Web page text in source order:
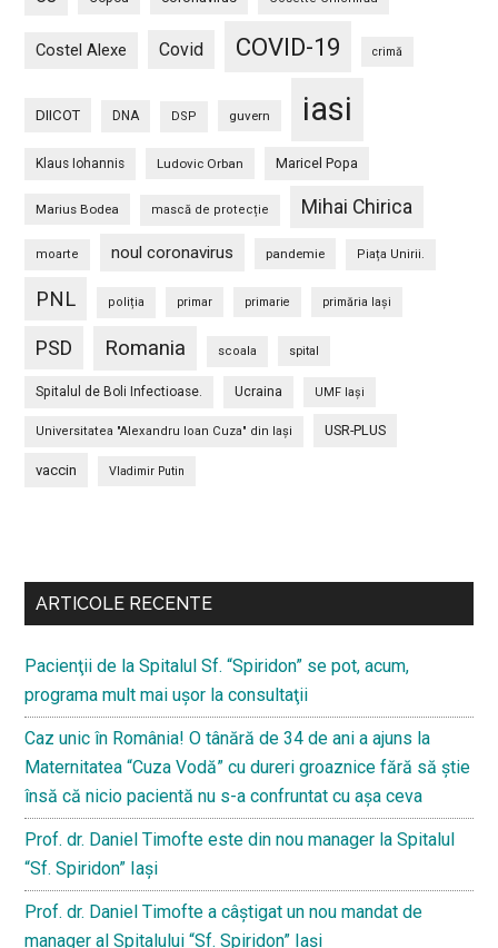
Costel Alexe Covid COVID-19 crimă
DIICOT DNA DSP guvern iasi
Klaus Iohannis Ludovic Orban Maricel Popa
Marius Bodea mască de protecție Mihai Chirica
moarte noul coronavirus pandemie Piața Unirii.
PNL poliția primar primarie primăria Iași
PSD Romania scoala spital
Spitalul de Boli Infectioase. Ucraina UMF Iași
Universitatea "Alexandru Ioan Cuza" din Iaşi USR-PLUS
vaccin Vladimir Putin
secundara
ARTICOLE RECENTE
Pacienţii de la Spitalul Sf. “Spiridon” se pot, acum,
programa mult mai uşor la consultaţii
Caz unic în România! O tânără de 34 de ani a ajuns la
Maternitatea “Cuza Vodă” cu dureri groaznice fără să ştie
însă că nicio pacientă nu s-a confruntat cu așa ceva
Prof. dr. Daniel Timofte este din nou manager la Spitalul
“Sf. Spiridon” Iaşi
Prof. dr. Daniel Timofte a câștigat un nou mandat de
manager al Spitalului “Sf. Spiridon” Iași